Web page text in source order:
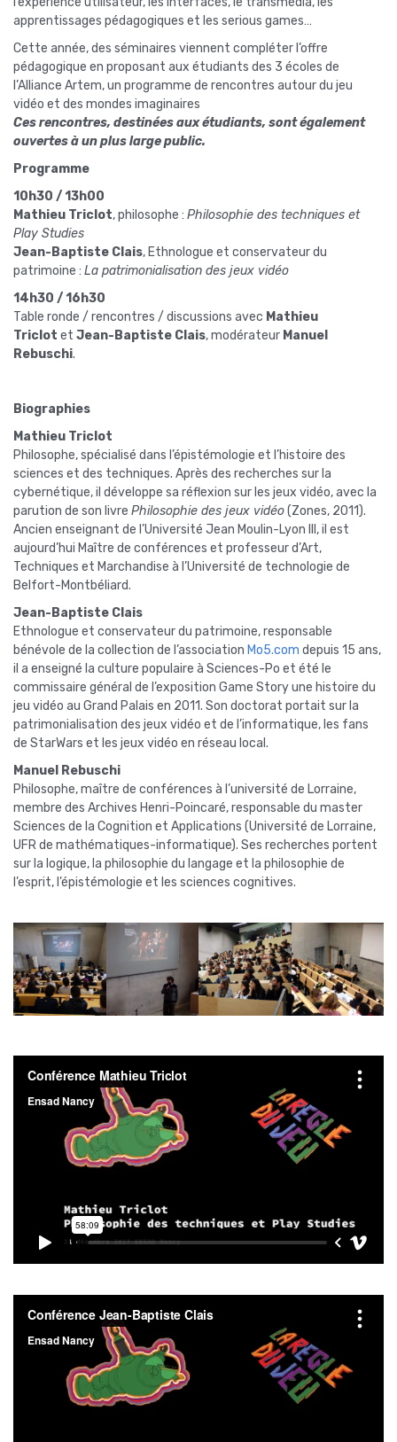
apprentissages pédagogiques et les serious games…
Cette année, des séminaires viennent compléter l’offre
pédagogique en proposant aux étudiants des 3 écoles de
l’Alliance Artem, un programme de rencontres autour du jeu
vidéo et des mondes imaginaires
Ces rencontres, destinées aux étudiants, sont également
ouvertes à un plus large public.
Programme
10h30 / 13h00
Mathieu Triclot, philosophe : Philosophie des techniques et
Play Studies
Jean-Baptiste Clais, Ethnologue et conservateur du
patrimoine : La patrimonialisation des jeux vidéo
14h30 / 16h30
Table ronde / rencontres / discussions avec Mathieu
Triclot et Jean-Baptiste Clais, modérateur Manuel
Rebuschi.
Biographies
Mathieu Triclot
Philosophe, spécialisé dans l’épistémologie et l’histoire des
sciences et des techniques. Après des recherches sur la
cybernétique, il développe sa réflexion sur les jeux vidéo, avec la
parution de son livre Philosophie des jeux vidéo(Zones, 2011).
Ancien enseignant de l’Université Jean Moulin-Lyon III, il est
aujourd’hui Maître de conférences et professeur d’Art,
Techniques et Marchandise à l’Université de technologie de
Belfort-Montbéliard.
Jean-Baptiste Clais
Ethnologue et conservateur du patrimoine, responsable
bénévole de la collection de l’association Mo5.com depuis 15 ans,
il a enseigné la culture populaire à Sciences-Po et été le
commissaire général de l’exposition Game Story une histoire du
jeu vidéo au Grand Palais en 2011. Son doctorat portait sur la
patrimonialisation des jeux vidéo et de l’informatique, les fans
de StarWars et les jeux vidéo en réseau local.
Manuel Rebuschi
Philosophe, maître de conférences à l’université de Lorraine,
membre des Archives Henri-Poincaré, responsable du master
Sciences de la Cognition et Applications (Université de Lorraine,
UFR de mathématiques-informatique). Ses recherches portent
sur la logique, la philosophie du langage et la philosophie de
l’esprit, l’épistémologie et les sciences cognitives.